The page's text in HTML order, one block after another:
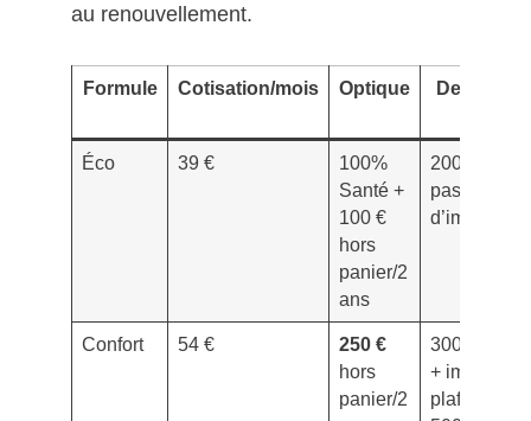
au renouvellement.
Formule Cotisation/mois Optique Dentaire
Éco 39 €
100%
Santé +
100 €
hors
panier/2
ans
200% BR,
pas
d’implants
Confort 54 €
250 €
hors
panier/2
300% BR
+ implants
plafonds